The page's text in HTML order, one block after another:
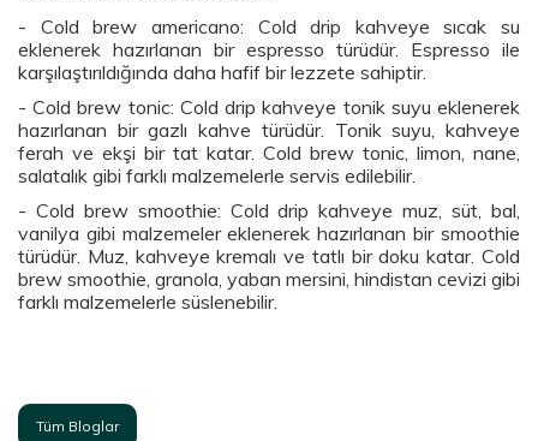
- Cold brew americano: Cold drip kahveye sıcak su
eklenerek hazırlanan bir espresso türüdür. Espresso ile
karşılaştırıldığında daha hafif bir lezzete sahiptir.
- Cold brew tonic: Cold drip kahveye tonik suyu eklenerek
hazırlanan bir gazlı kahve türüdür. Tonik suyu, kahveye
ferah ve ekşi bir tat katar. Cold brew tonic, limon, nane,
salatalık gibi farklı malzemelerle servis edilebilir.
- Cold brew smoothie: Cold drip kahveye muz, süt, bal,
vanilya gibi malzemeler eklenerek hazırlanan bir smoothie
türüdür. Muz, kahveye kremalı ve tatlı bir doku katar. Cold
brew smoothie, granola, yaban mersini, hindistan cevizi gibi
farklı malzemelerle süslenebilir.
Tüm Bloglar